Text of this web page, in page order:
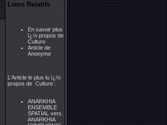
Liens Relatifs
En savoir plus
ï¿½ propos de
Culture
Article de
Anonyme
L'Article le plus lu ï¿½
propos de Culture :
ANARKHIA
ENSEMBLE
SPATIAL vers
ANARKHIA